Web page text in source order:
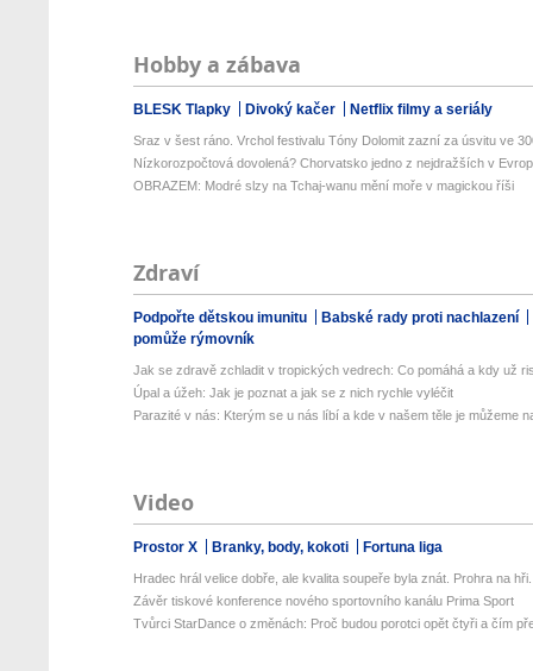
Hobby a zábava
BLESK Tlapky Divoký kačer Netflix filmy a seriály
Sraz v šest ráno. Vrchol festivalu Tóny Dolomit zazní za úsvitu ve
Nízkorozpočtová dovolená? Chorvatsko jedno z nejdražších v
OBRAZEM: Modré slzy na Tchaj-wanu mění moře v magickou říši
Zdraví
Podpořte dětskou imunitu
Babské rady proti nachlazení
pomůže rýmovník
Jak se zdravě zchladit v tropických vedrech: Co pomáhá a kdy už
Úpal a úžeh: Jak je poznat a jak se z nich rychle vyléčit
Parazité v nás: Kterým se u nás líbí a kde v našem těle je můžeme
Video
Prostor X Branky, body, kokoti Fortuna liga
Hradec hrál velice dobře, ale kvalita soupeře byla znát. Prohra na
Závěr tiskové konference nového sportovního kanálu Prima Sport
Tvůrci StarDance o změnách: Proč budou porotci opět čtyři a čím